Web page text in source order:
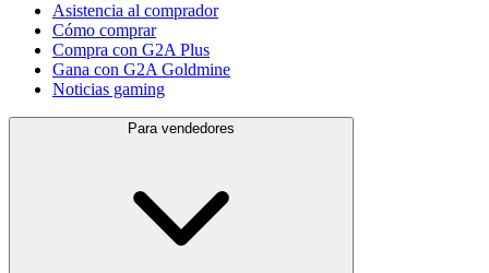
Asistencia al comprador
Cómo comprar
Compra con G2A Plus
Gana con G2A Goldmine
Noticias gaming
Para vendedores